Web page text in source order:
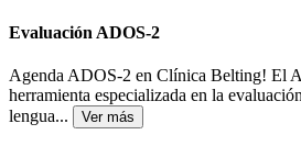
Evaluación ADOS-2
Agenda ADOS-2 en Clínica Belting! El
herramienta especializada en la
lengua... Ver más